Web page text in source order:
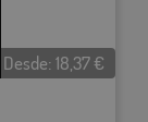
Desde:18,37€